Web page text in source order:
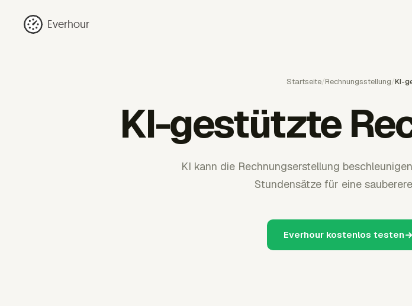
Everhour
Startseite/Rechnungsstellung/KI-
KI-gestützte
KI kann die Rechnungserstellung
Stundensätze für eine
Everhour kostenlos testen